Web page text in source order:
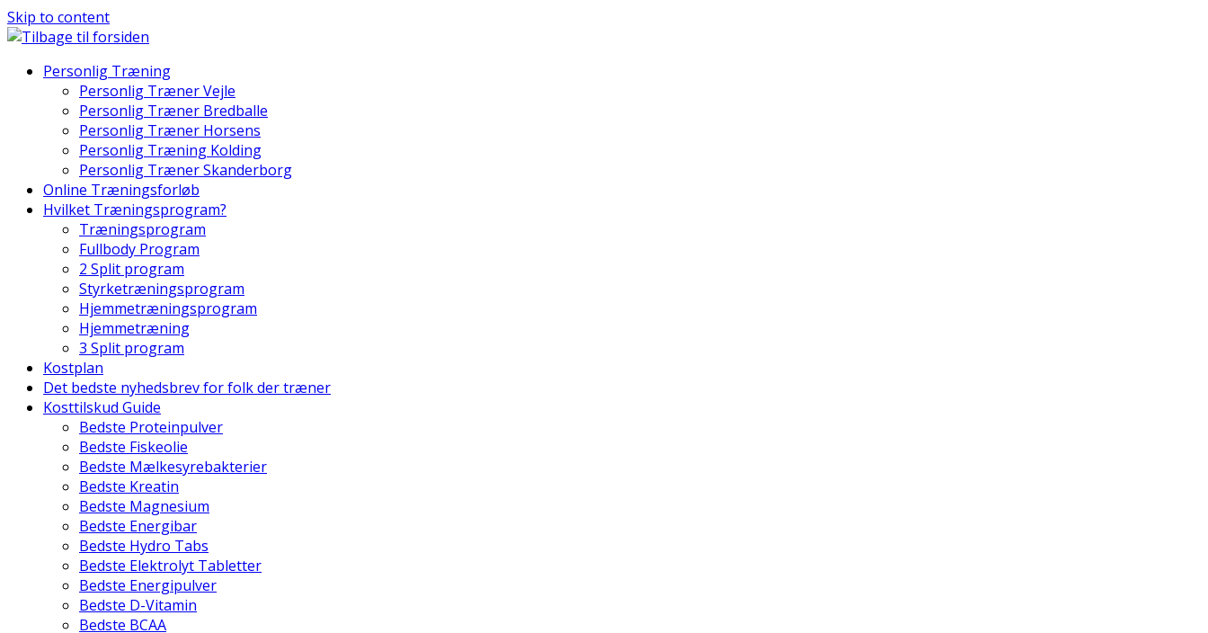
Skip to content
Personlig Træning
Personlig Træner Vejle
Personlig Træner Bredballe
Personlig Træner Horsens
Personlig Træning Kolding
Personlig Træner Skanderborg
Online Træningsforløb
Hvilket Træningsprogram?
Træningsprogram
Fullbody Program
2 Split program
Styrketræningsprogram
Hjemmetræningsprogram
Hjemmetræning
3 Split program
Kostplan
Det bedste nyhedsbrev for folk der træner
Kosttilskud Guide
Bedste Proteinpulver
Bedste Fiskeolie
Bedste Mælkesyrebakterier
Bedste Kreatin
Bedste Magnesium
Bedste Energibar
Bedste Hydro Tabs
Bedste Elektrolyt Tabletter
Bedste Energipulver
Bedste D-Vitamin
Bedste BCAA